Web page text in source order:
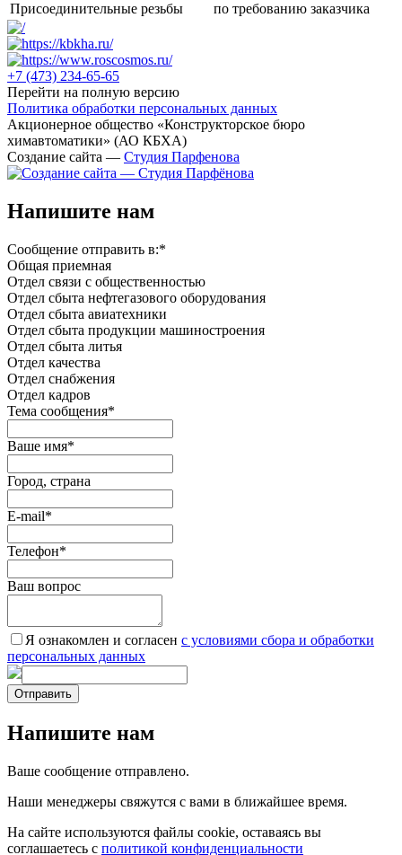
Присоединительные резьбы
по требованию заказчика
+7 (473) 234-65-65
Перейти на полную версию
Политика обработки персональных данных
Акционерное общество «Конструкторское бюро
химавтоматики» (АО КБХА)
Создание сайта — Студия Парфенова
Напишите нам
Сообщение отправить в:*
Общая приемная
Отдел связи с общественностью
Oтдел сбыта нефтегазового оборудования
Отдел сбыта авиатехники
Отдел сбыта продукции машиностроения
Отдел сбыта литья
Отдел качества
Oтдел снабжения
Отдел кадров
Тема сообщения*
Ваше имя*
Город, страна
E-mail*
Телефон*
Ваш вопрос
Я ознакомлен и согласен c условиями сбора и обработки
персональных данных
Отправить
Напишите нам
Ваше сообщение отправлено.
Наши менеджеры свяжутся с вами в ближайшее время.
На сайте используются файлы cookie, оставаясь вы
соглашаетесь с политикой конфиденциальности